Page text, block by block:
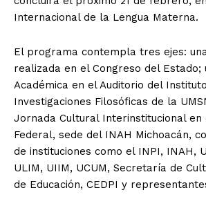
Internacional de la Lengua Materna.
El programa contempla tres ejes:
realizada en el Congreso del Estado;
Académica en el Auditorio del
Investigaciones Filosóficas de la
Jornada Cultural Interinstitucional en
Federal, sede del INAH Michoacán,
de instituciones como el INPI, INAH,
ULIM, UIIM, UCUM, Secretaría de
de Educación, CEDPI y